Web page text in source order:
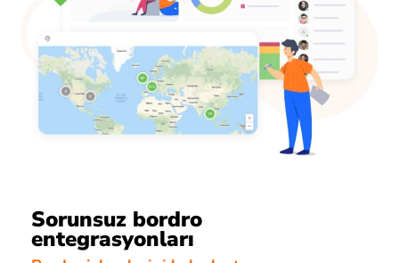
Sorunsuz bordro
entegrasyonları